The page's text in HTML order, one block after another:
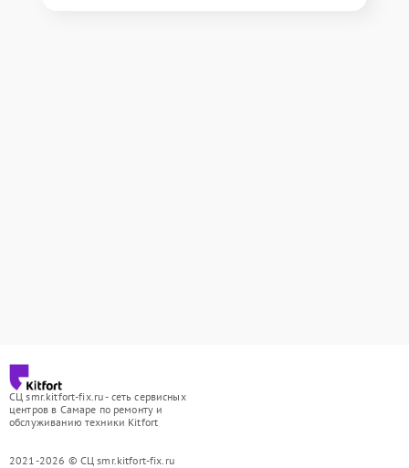
СЦ smr.kitfort-fix.ru - сеть сервисных
центров в Самаре по ремонту и
обслуживанию техники Kitfort
2021-2026 © СЦ smr.kitfort-fix.ru